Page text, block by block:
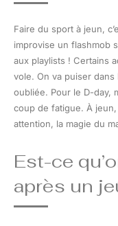
Faire du sport à jeun,
improvise un flashmob
aux playlists ! Certains
vole. On va puiser
oubliée. Pour le D-day,
coup de fatigue. À
attention, la magie du
Est-ce
après un